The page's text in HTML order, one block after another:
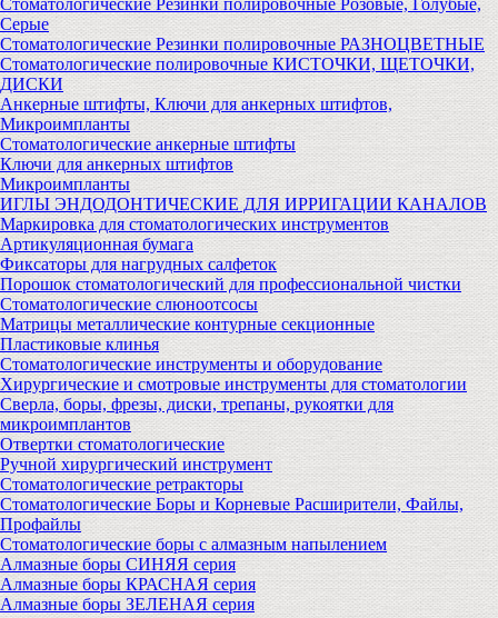
Стоматологические Резинки полировочные Розовые, Голубые,
Серые
Стоматологические Резинки полировочные РАЗНОЦВЕТНЫЕ
Стоматологические полировочные КИСТОЧКИ, ЩЕТОЧКИ,
ДИСКИ
Анкерные штифты, Ключи для анкерных штифтов,
Микроимпланты
Стоматологические анкерные штифты
Ключи для анкерных штифтов
Микроимпланты
ИГЛЫ ЭНДОДОНТИЧЕСКИЕ ДЛЯ ИРРИГАЦИИ КАНАЛОВ
Маркировка для стоматологических инструментов
Артикуляционная бумага
Фиксаторы для нагрудных салфеток
Порошок стоматологический для профессиональной чистки
Стоматологические слюноотсосы
Матрицы металлические контурные секционные
Пластиковые клинья
Стоматологические инструменты и оборудование
Хирургические и смотровые инструменты для стоматологии
Сверла, боры, фрезы, диски, трепаны, рукоятки для
микроимплантов
Отвертки стоматологические
Ручной хирургический инструмент
Стоматологические ретракторы
Стоматологические Боры и Корневые Расширители, Файлы,
Профайлы
Стоматологические боры с алмазным напылением
Алмазные боры СИНЯЯ серия
Алмазные боры КРАСНАЯ серия
Алмазные боры ЗЕЛЕНАЯ серия